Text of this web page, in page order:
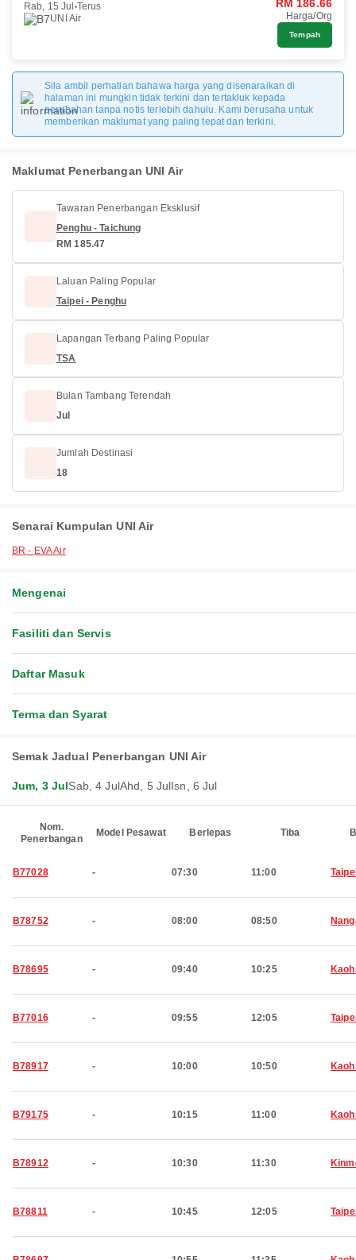
Rab, 15 Jul Terus
UNI Air
RM 186.66
Harga/Org
Tempah
Sila ambil perhatian bahawa harga yang disenaraikan di
halaman ini mungkin tidak terkini dan tertakluk kepada
perubahan tanpa notis terlebih dahulu. Kami berusaha untuk
memberikan maklumat yang paling tepat dan terkini.
Maklumat Penerbangan UNI Air
Tawaran Penerbangan Eksklusif
Penghu - Taichung
RM 185.47
Laluan Paling Popular
Taipei - Penghu
Lapangan Terbang Paling Popular
TSA
Bulan Tambang Terendah
Jul
Jumlah Destinasi
18
Senarai Kumpulan UNI Air
BR - EVA Air
Mengenai
Fasiliti dan Servis
Daftar Masuk
Terma dan Syarat
Semak Jadual Penerbangan UNI Air
Jum, 3 JulSab, 4 JulAhd, 5 JulIsn, 6 Jul
Nom.
Penerbangan
Model Pesawat Berlepas Tiba
B77028 - 07:30 11:00
B78752 - 08:00 08:50
B78695 - 09:40 10:25
B77016 - 09:55 12:05
B78917 - 10:00 10:50
B79175 - 10:15 11:00
B78912 - 10:30 11:30
B78811 - 10:45 12:05